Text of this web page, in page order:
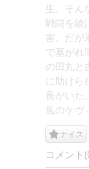
生。そん
戦闘を続
害。だが
で塞がれ
の田丸と
に助けら
長がいた
風のケヴ
ナイス
コメント